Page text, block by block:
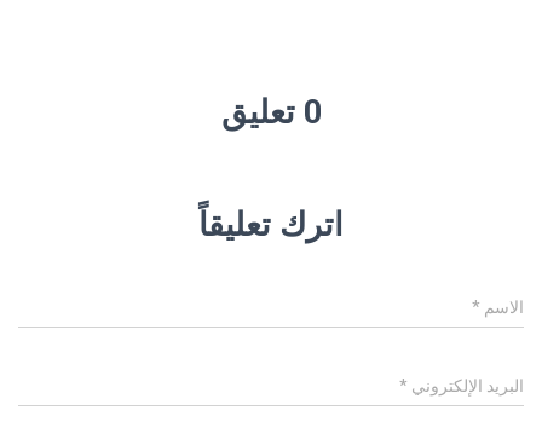
0 تعليق
اترك تعليقاً
الاسم *
البريد الإلكتروني *